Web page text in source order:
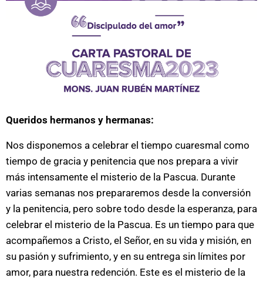
Queridos hermanos y hermanas:
Nos disponemos a celebrar el tiempo cuaresmal como
tiempo de gracia y penitencia que nos prepara a vivir
más intensamente el misterio de la Pascua. Durante
varias semanas nos prepararemos desde la conversión
y la penitencia, pero sobre todo desde la esperanza, para
celebrar el misterio de la Pascua. Es un tiempo para que
acompañemos a Cristo, el Señor, en su vida y misión, en
su pasión y sufrimiento, y en su entrega sin límites por
amor, para nuestra redención. Este es el misterio de la